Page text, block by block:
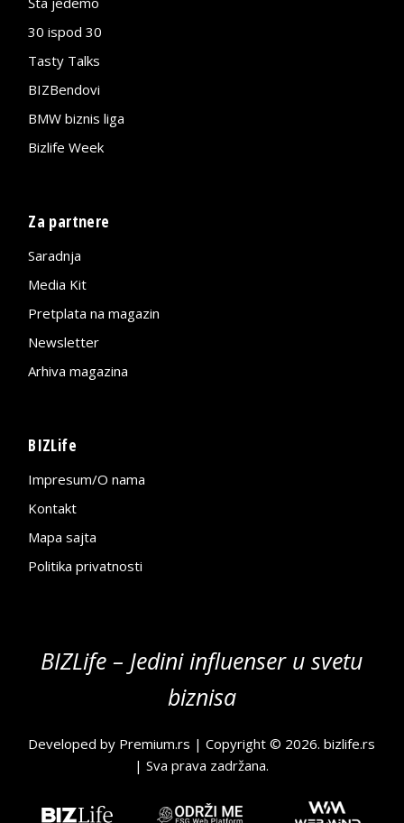
30 ispod 30
Tasty Talks
BIZBendovi
BMW biznis liga
Bizlife Week
Za partnere
Saradnja
Media Kit
Pretplata na magazin
Newsletter
Arhiva magazina
BIZLife
Impresum/O nama
Kontakt
Mapa sajta
Politika privatnosti
BIZLife – Jedini influenser u svetu
biznisa
Developed by Premium.rs | Copyright © 2026.bizlife.rs
| Sva prava zadržana.